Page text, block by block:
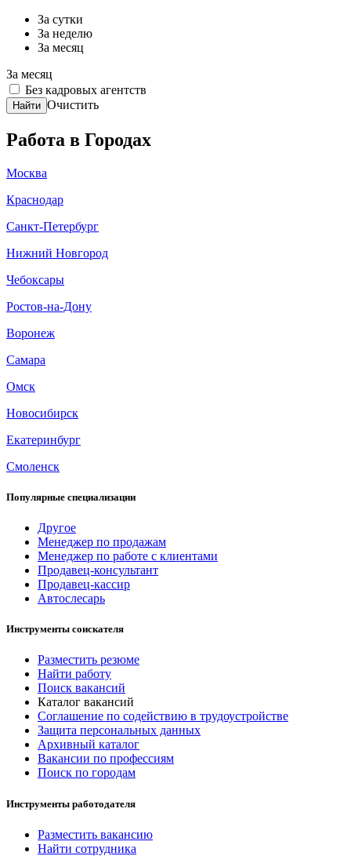
За сутки
За неделю
За месяц
За месяц
Без кадровых агентств
Найти Очистить
Работа в Городах
Москва
Краснодар
Санкт-Петербург
Нижний Новгород
Чебоксары
Ростов-на-Дону
Воронеж
Самара
Омск
Новосибирск
Екатеринбург
Смоленск
Популярные специализации
Другое
Менеджер по продажам
Менеджер по работе с клиентами
Продавец-консультант
Продавец-кассир
Автослесарь
Инструменты соискателя
Разместить резюме
Найти работу
Поиск вакансий
Каталог вакансий
Соглашение по содействию в трудоустройстве
Защита персональных данных
Архивный каталог
Вакансии по профессиям
Поиск по городам
Инструменты работодателя
Разместить вакансию
Найти сотрудника